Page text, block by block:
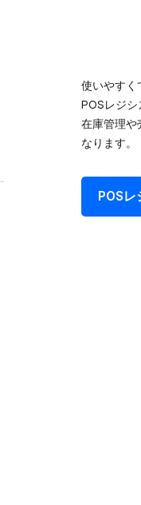
使いやすく
POSレジシ
在庫管理や
なります。
POSレ